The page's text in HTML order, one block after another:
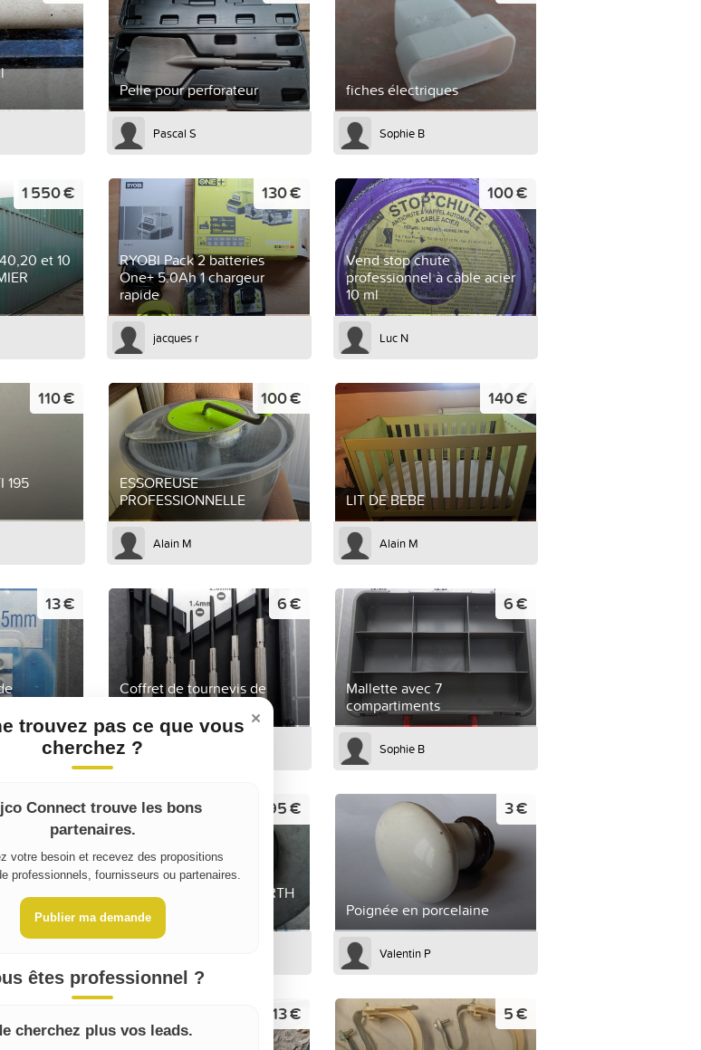
Pelle pour perforateur
Pascal S
fiches électriques
Sophie B
et 10
1 550 €
RYOBI Pack 2 batteries
One+ 5.0Ah 1 chargeur
rapide
130 €
jacques r
Vend stop chute
professionnel à câble acier
10 ml
100 €
Luc N
195
110 €
ESSOREUSE
PROFESSIONNELLE
100 €
Alain M
LIT DE BEBE
140 €
Alain M
13 €
Coffret de tournevis de
6 €
Mallette avec 7
compartiments
6 €
Sophie B
600 €
ENROULEUR 380V WURTH
25M
95 €
Poignée en porcelaine
3 €
Valentin P
13 € 5 €
×
trouvez pas ce que vous
cherchez ?
Connect trouve les bons
partenaires.
votre besoin et recevez des propositions
professionnels, fournisseurs ou partenaires.
Publier ma demande
êtes professionnel ?
cherchez plus vos leads.